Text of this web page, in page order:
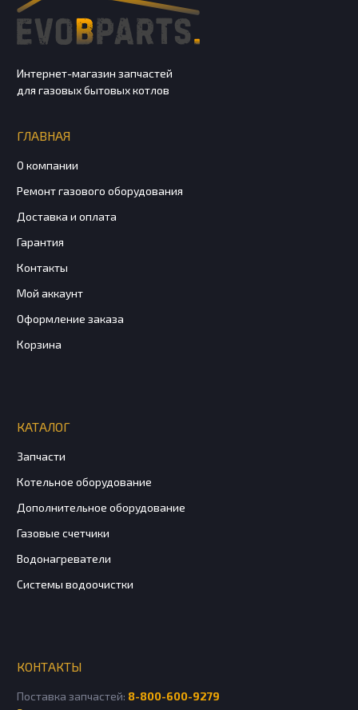
Интернет-магазин запчастей
для газовых бытовых котлов
ГЛАВНАЯ
О компании
Ремонт газового оборудования
Доставка и оплата
Гарантия
Контакты
Мой аккаунт
Оформление заказа
Корзина
КАТАЛОГ
Запчасти
Котельное оборудование
Дополнительное оборудование
Газовые счетчики
Водонагреватели
Системы водоочистки
КОНТАКТЫ
Поставка запчастей: 8-800-600-9279